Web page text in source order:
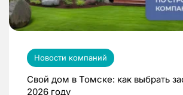
Новости компаний
Свой дом в Томске: как выбрать
2026 году